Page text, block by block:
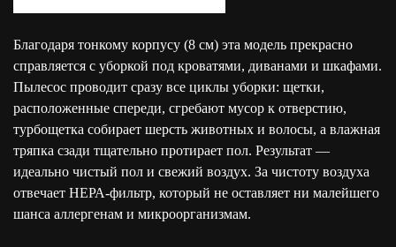
Благодаря тонкому корпусу (8 см) эта модель прекрасно
справляется с уборкой под кроватями, диванами и шкафами.
Пылесос проводит сразу все циклы уборки: щетки,
расположенные спереди, сгребают мусор к отверстию,
турбощетка собирает шерсть животных и волосы, а влажная
тряпка сзади тщательно протирает пол. Результат —
идеально чистый пол и свежий воздух. За чистоту воздуха
отвечает НЕРА-фильтр, который не оставляет ни малейшего
шанса аллергенам и микроорганизмам.